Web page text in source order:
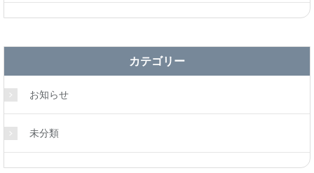
カテゴリー
お知らせ
未分類